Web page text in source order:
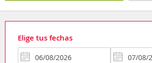
Elige tus fechas